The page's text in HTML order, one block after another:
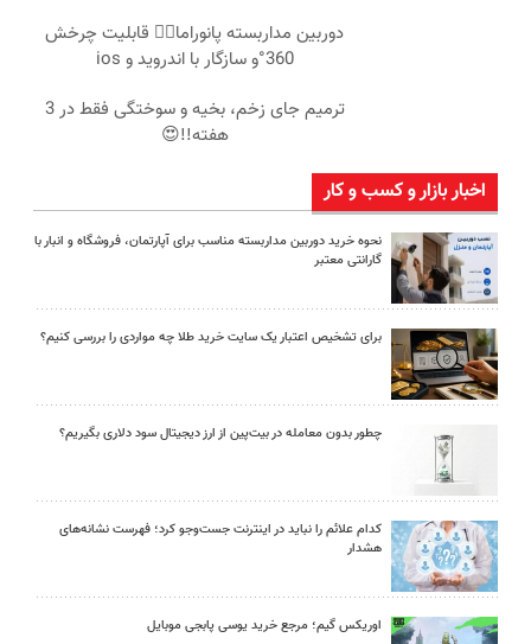
دوربین مداربسته پانوراما👈🏻 قابلیت چرخش
360°و سازگار با اندروید و ios
ترمیم جای زخم، بخیه و سوختگی فقط در 3
هفته!!😍
اخبار بازار و کسب و کار
نحوه خرید دوربین مداربسته مناسب برای آپارتمان، فروشگاه و انبار با
گارانتی معتبر
برای تشخیص اعتبار یک سایت خرید طلا چه مواردی را بررسی کنیم؟
چطور بدون معامله در بیت‌پین از ارز دیجیتال سود دلاری بگیریم؟
کدام علائم را نباید در اینترنت جست‌وجو کرد؛ فهرست نشانه‌های
هشدار
اوریکس گیم؛ مرجع خرید یوسی پابجی موبایل